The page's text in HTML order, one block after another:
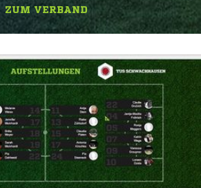
ZUM VERBAND